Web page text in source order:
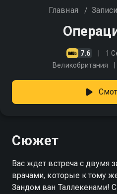
Главная /
7.6 1
Великобритания
Сюжет
Вас ждет встреча с двумя
врачами, которые к тому
Зандом ван Таллекенами!